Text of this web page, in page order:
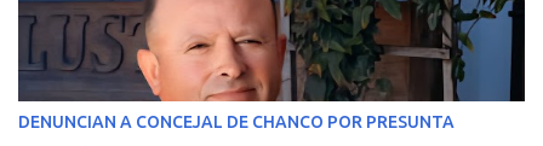
En el detalle regional, se indica que en la comuna de Cauquenes se
identificó a cuatro funcionarios involucrados en este tipo de
operaciones. Asimismo, se precisa que uno de los casos
corresponde a un funcionario de la Municipalidad de Chanco,
DENUNCIAN A CONCEJAL DE CHANCO POR PRESUNTA